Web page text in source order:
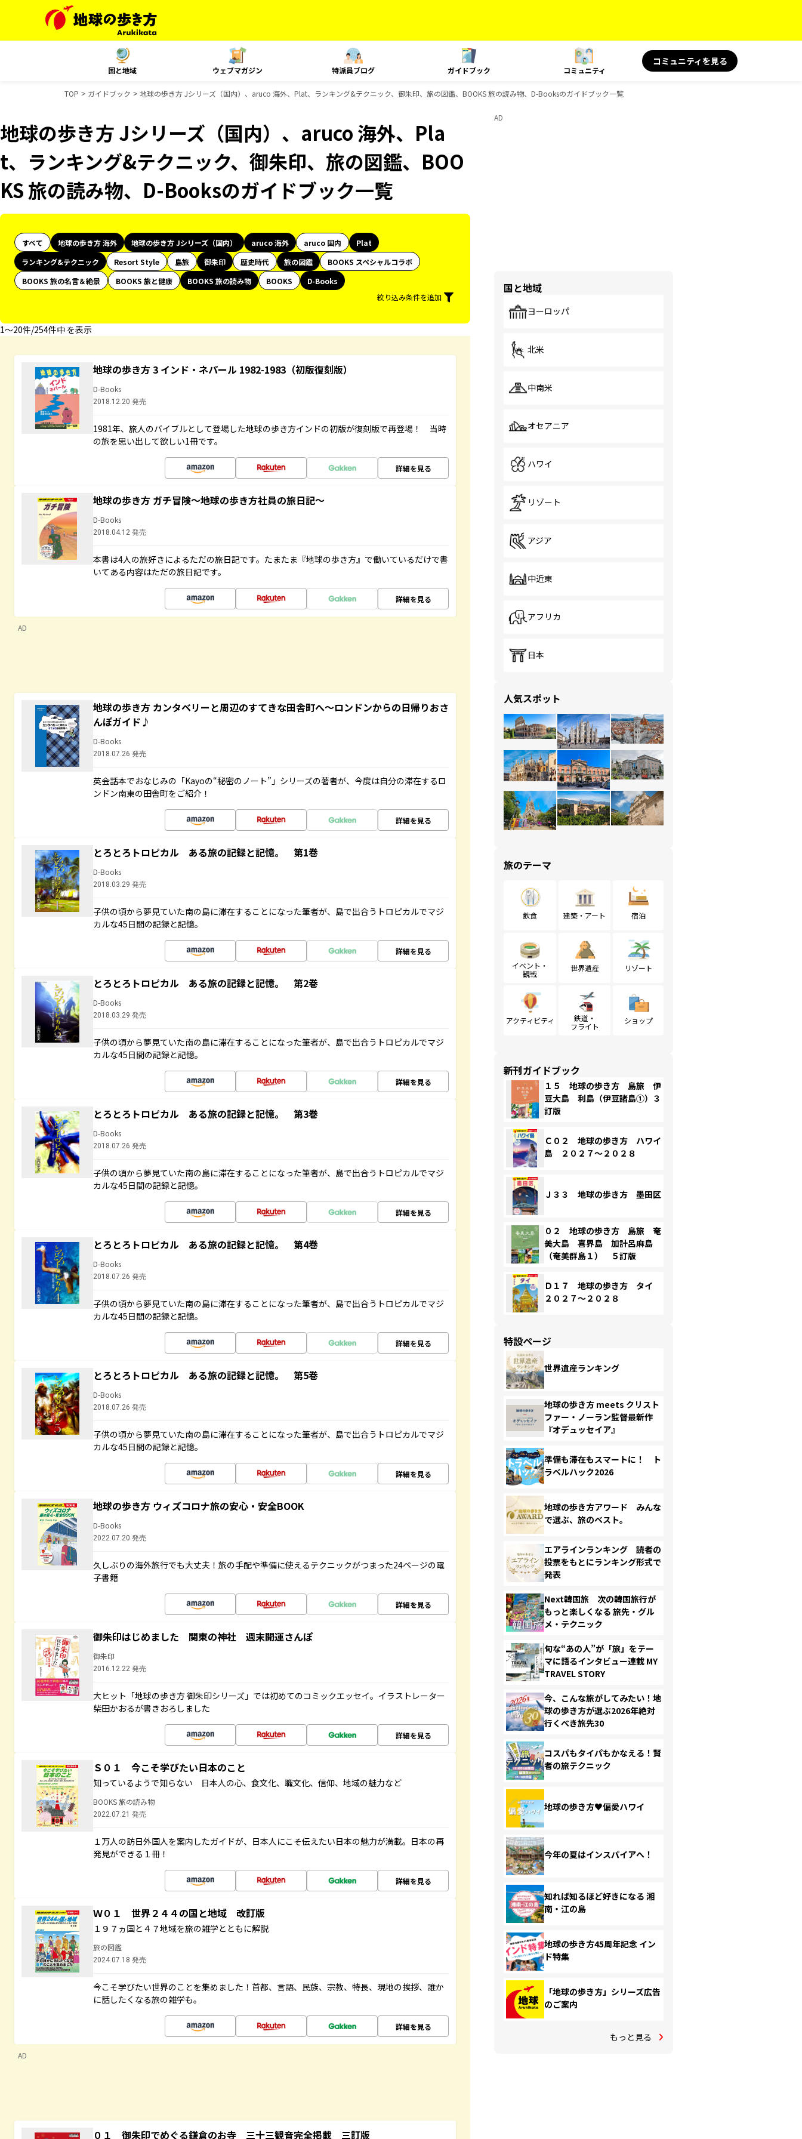
国と地域 ウェブマガジン 特派員ブログ ガイドブック コミュニティ
コミュニティを見る
TOP ガイドブック 地球の歩き方 Jシリーズ（国内）、aruco 海外、Plat、ランキング&テクニック、御朱印、旅の図鑑、BOOKS 旅の読み物、D-Booksのガイドブック一覧
地球の歩き方 Jシリーズ（国内）、aruco 海外、Pla
t、ランキング&テクニック、御朱印、旅の図鑑、BOO
KS 旅の読み物、D-Booksのガイドブック一覧
すべて 地球の歩き方 海外 地球の歩き方 Jシリーズ（国内） aruco 海外 aruco 国内
Plat
ランキング&テクニック
Resort Style 島旅 御朱印 歴史時代 旅の図鑑
BOOKS スペシャルコラボ
BOOKS 旅の名言＆絶景
BOOKS 旅と健康 BOOKS 旅の読み物 BOOKS
D-Books
絞り込み条件を追加
1〜20件/254件中 を表示
地球の歩き方 3 インド・ネパール 1982-1983（初版復刻版）
D-Books
2018.12.20 発売
1981年、旅人のバイブルとして登場した地球の歩き方インドの初版が復刻版で再登場！ 当時
の旅を思い出して欲しい1冊です。
詳細を見る
地球の歩き方 ガチ冒険～地球の歩き方社員の旅日記～
D-Books
2018.04.12 発売
本書は4人の旅好きによるただの旅日記です。たまたま『地球の歩き方』で働いているだけで書
いてある内容はただの旅日記です。
詳細を見る
AD
地球の歩き方 カンタベリーと周辺のすてきな田舎町へ～ロンドンからの日帰りおさ
んぽガイド♪
D-Books
2018.07.26 発売
英会話本でおなじみの「Kayoの“秘密のノート”」シリーズの著者が、今度は自分の滞在するロ
ンドン南東の田舎町をご紹介！
詳細を見る
とろとろトロピカル ある旅の記録と記憶。 第1巻
D-Books
2018.03.29 発売
子供の頃から夢見ていた南の島に滞在することになった筆者が、島で出合うトロピカルでマジ
カルな45日間の記録と記憶。
詳細を見る
とろとろトロピカル ある旅の記録と記憶。 第2巻
D-Books
2018.03.29 発売
子供の頃から夢見ていた南の島に滞在することになった筆者が、島で出合うトロピカルでマジ
カルな45日間の記録と記憶。
詳細を見る
とろとろトロピカル ある旅の記録と記憶。 第3巻
D-Books
2018.07.26 発売
子供の頃から夢見ていた南の島に滞在することになった筆者が、島で出合うトロピカルでマジ
カルな45日間の記録と記憶。
詳細を見る
とろとろトロピカル ある旅の記録と記憶。 第4巻
D-Books
2018.07.26 発売
子供の頃から夢見ていた南の島に滞在することになった筆者が、島で出合うトロピカルでマジ
カルな45日間の記録と記憶。
詳細を見る
とろとろトロピカル ある旅の記録と記憶。 第5巻
D-Books
2018.07.26 発売
子供の頃から夢見ていた南の島に滞在することになった筆者が、島で出合うトロピカルでマジ
カルな45日間の記録と記憶。
詳細を見る
地球の歩き方 ウィズコロナ旅の安心・安全BOOK
D-Books
2022.07.20 発売
久しぶりの海外旅行でも大丈夫！旅の手配や準備に使えるテクニックがつまった24ページの電
子書籍
詳細を見る
御朱印はじめました 関東の神社 週末開運さんぽ
御朱印
2016.12.22 発売
大ヒット「地球の歩き方 御朱印シリーズ」では初めてのコミックエッセイ。イラストレーター
柴田かおるが書きおろしました
詳細を見る
Ｓ０１ 今こそ学びたい日本のこと
知っているようで知らない 日本人の心、食文化、職文化、信仰、地域の魅力など
BOOKS 旅の読み物
2022.07.21 発売
１万人の訪日外国人を案内したガイドが、日本人にこそ伝えたい日本の魅力が満載。日本の再
発見ができる１冊！
詳細を見る
Ｗ０１ 世界２４４の国と地域 改訂版
１９７ヵ国と４７地域を旅の雑学とともに解説
旅の図鑑
2024.07.18 発売
今こそ学びたい世界のことを集めました！首都、言語、民族、宗教、特長、現地の挨拶、誰か
に話したくなる旅の雑学も。
詳細を見る
AD
０１ 御朱印でめぐる鎌倉のお寺 三十三観音完全掲載 三訂版
AD
国と地域
ヨーロッパ
北米
中南米
オセアニア
ハワイ
リゾート
アジア
中近東
アフリカ
日本
人気スポット
旅のテーマ
飲食 建築・アート 宿泊
イベント・
観戦
世界遺産 リゾート
アクティビティ
鉄道・
フライト
ショップ
新刊ガイドブック
１５ 地球の歩き方 島旅 伊
豆大島 利島（伊豆諸島①）３
訂版
Ｃ０２ 地球の歩き方 ハワイ
島 ２０２７～２０２８
Ｊ３３ 地球の歩き方 墨田区
０２ 地球の歩き方 島旅 奄
美大島 喜界島 加計呂麻島
（奄美群島１） ５訂版
Ｄ１７ 地球の歩き方 タイ
２０２７～２０２８
特設ページ
世界遺産ランキング
地球の歩き方 meets クリスト
ファー・ノーラン監督最新作
『オデュッセイア』
準備も滞在もスマートに！ ト
ラベルハック2026
地球の歩き方アワード みんな
で選ぶ、旅のベスト。
エアラインランキング 読者の
投票をもとにランキング形式で
発表
Next韓国旅 次の韓国旅行が
もっと楽しくなる 旅先・グル
メ・テクニック
旬な“あの人”が「旅」をテー
マに語るインタビュー連載 MY
TRAVEL STORY
今、こんな旅がしてみたい！地
球の歩き方が選ぶ2026年絶対
行くべき旅先30
コスパもタイパもかなえる！賢
者の旅テクニック
地球の歩き方♥偏愛ハワイ
今年の夏はインスパイアへ！
知れば知るほど好きになる 湘
南・江の島
地球の歩き方45周年記念 イン
ド特集
「地球の歩き方」シリーズ広告
のご案内
もっと見る